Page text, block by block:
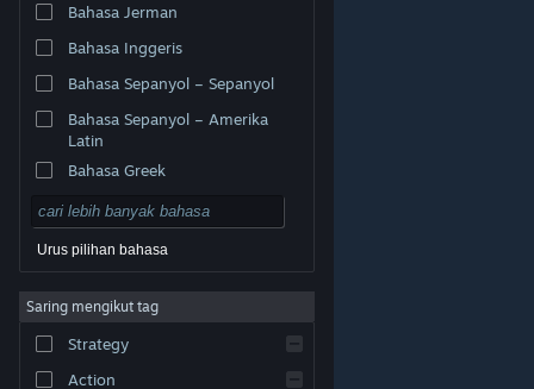
© Valve Corporation. Hak cipta terpelihara. Semua
tanda dagangan ialah hak milik pemilik masing-masing
Perundangan|Accessibility
Steam| Bayaran balik
Bahasa Jerman
Bahasa Inggeris
Bahasa Sepanyol – Sepanyol
Bahasa Sepanyol – Amerika
Latin
Bahasa Greek
Urus pilihan bahasa
Saring mengikut tag
Strategy
Action